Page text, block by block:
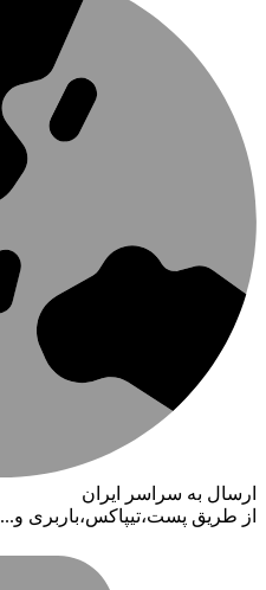
ارسال به سراسر ایران
از طریق پست،تیپاکس،باربری و...